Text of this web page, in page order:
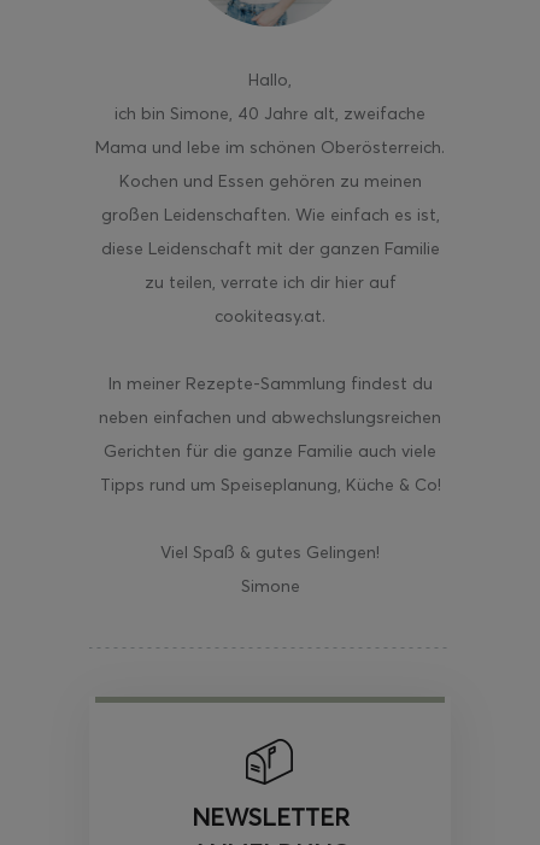
Hallo,
ich bin Simone, 40 Jahre alt, zweifache
Mama und lebe im schönen Oberösterreich.
Kochen und Essen gehören zu meinen
großen Leidenschaften. Wie einfach es ist,
diese Leidenschaft mit der ganzen Familie
zu teilen, verrate ich dir hier auf
cookiteasy.at.
In meiner Rezepte-Sammlung findest du
neben einfachen und abwechslungsreichen
Gerichten für die ganze Familie auch viele
Tipps rund um Speiseplanung, Küche & Co!
Viel Spaß & gutes Gelingen!
Simone
NEWSLETTER